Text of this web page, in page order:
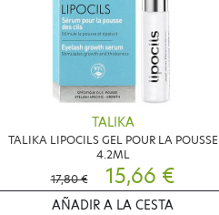
TALIKA
TALIKA LIPOCILS GEL POUR LA POUSSE
4.2ML
17,80 €
15,66 €
AÑADIR A LA CESTA